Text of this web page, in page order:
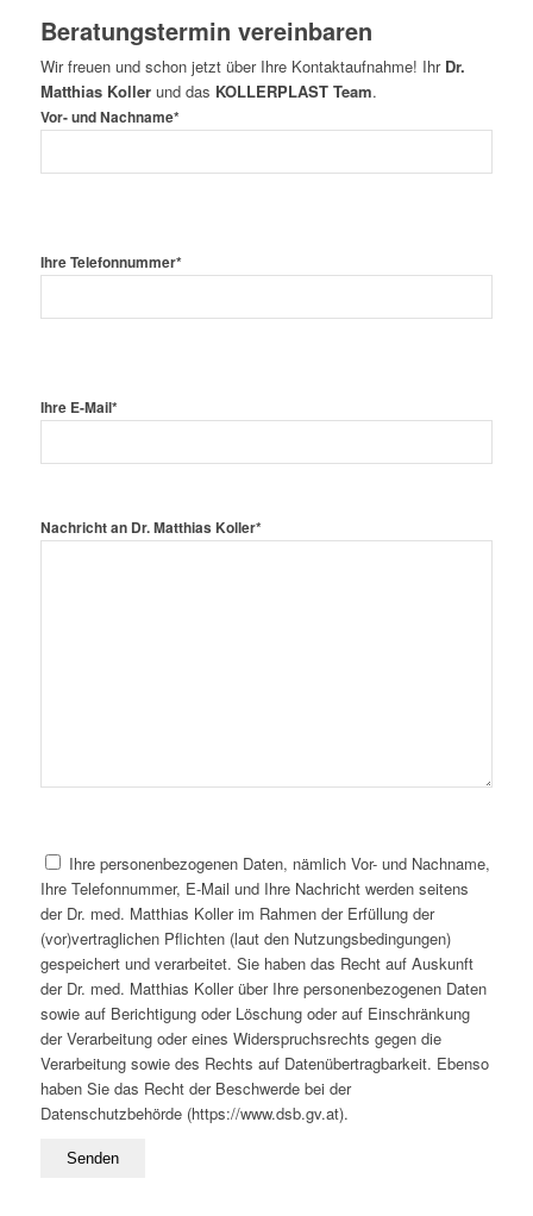
Beratungstermin vereinbaren
Wir freuen und schon jetzt über Ihre Kontaktaufnahme! Ihr Dr.
Matthias Kollerund das KOLLERPLAST Team.
Vor- und Nachname*
Ihre Telefonnummer*
Ihre E-Mail*
Nachricht an Dr. Matthias Koller*
Ihre personenbezogenen Daten, nämlich Vor- und Nachname,
Ihre Telefonnummer, E-Mail und Ihre Nachricht werden seitens
der Dr. med. Matthias Koller im Rahmen der Erfüllung der
(vor)vertraglichen Pflichten (laut den Nutzungsbedingungen)
gespeichert und verarbeitet. Sie haben das Recht auf Auskunft
der Dr. med. Matthias Koller über Ihre personenbezogenen Daten
sowie auf Berichtigung oder Löschung oder auf Einschränkung
der Verarbeitung oder eines Widerspruchsrechts gegen die
Verarbeitung sowie des Rechts auf Datenübertragbarkeit. Ebenso
haben Sie das Recht der Beschwerde bei der
Datenschutzbehörde (https://www.dsb.gv.at).